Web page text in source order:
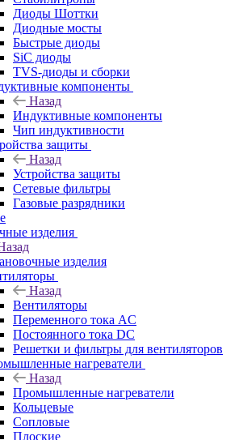
Диоды Шоттки
Диодные мосты
Быстрые диоды
SiC диоды
TVS-диоды и сборки
компоненты
Назад
Индуктивные компоненты
Чип индуктивности
защиты
Назад
Устройства защиты
Сетевые фильтры
Газовые разрядники
изделия
изделия
Назад
Вентиляторы
Переменного тока AC
Постоянного тока DC
Решетки и фильтры для вентиляторов
нагреватели
Назад
Промышленные нагреватели
Кольцевые
Сопловые
Плоские